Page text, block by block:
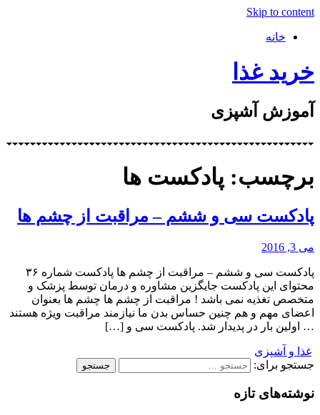
Skip to content
خانه
خرید غذا
آموزش آشپزی
برچسب: پادکست ها
پادکست سی و ششم – مراقبت از چشم ها
می 3, 2016
پادکست سی و ششم – مراقبت از چشم ها پادکست شماره ۳۶
محتوای این پادکست جایگزین مشاوره و درمان توسط پزشک و
متخصص تغذیه نمی باشد ! مراقبت از چشم ها چشم ها بعنوان
اعضای مهم و هم چنین حساس بدن ما نیازمند مراقبت ویژه هستند
… اولین بار در پدیدار شد. پادکست سی و […]
غذا و آشپزی
جستجو برای:
نوشته‌های تازه